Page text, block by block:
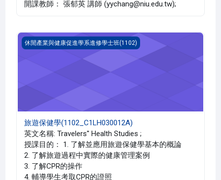
開課教師： 張郁英 講師 (yychang@niu.edu.tw);
旅遊保健學(1102_C1LH030012A)
休閒產業與健康促進學系進修學士班(1102)
旅遊保健學(1102_C1LH030012A)
英文名稱: Travelers'' Health Studies ;
授課目的： 1. 了解並應用旅遊保健學基本的概論
2. 了解旅遊過程中實際的健康管理案例
3. 了解CPR的操作
4. 輔導學生考取CPR的證照